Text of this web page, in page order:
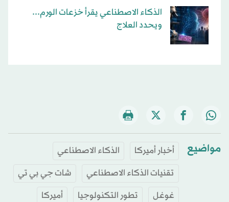
الذكاء الاصطناعي يقرأ خزعات الورم...
ويحدد العلاج
مواضيع أخبار أميركا
الذكاء الاصطناعي
تقنيات الذكاء الاصطناعي
شات جي بي تي
غوغل
تطور التكنولوجيا أميركا